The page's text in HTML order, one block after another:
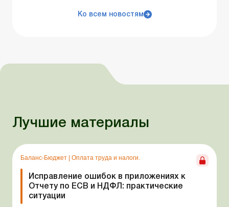
Ко всем новостям
Лучшие материалы
Баланс-Бюджет Оплата труда и налоги.
Исправление ошибок в приложениях к
Отчету по ЕСВ и НДФЛ: практические
ситуации